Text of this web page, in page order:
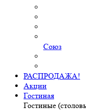
Союз
РАСПРОДАЖА!
Акции
Гостиная
Гостиные